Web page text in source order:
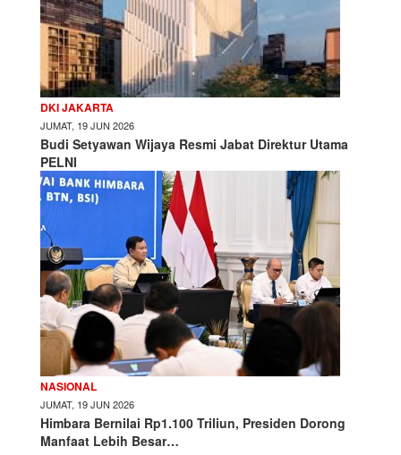
DKI JAKARTA
JUMAT, 19 JUN 2026
Budi Setyawan Wijaya Resmi Jabat Direktur Utama
PELNI
NASIONAL
JUMAT, 19 JUN 2026
Himbara Bernilai Rp1.100 Triliun, Presiden Dorong
Manfaat Lebih Besar…